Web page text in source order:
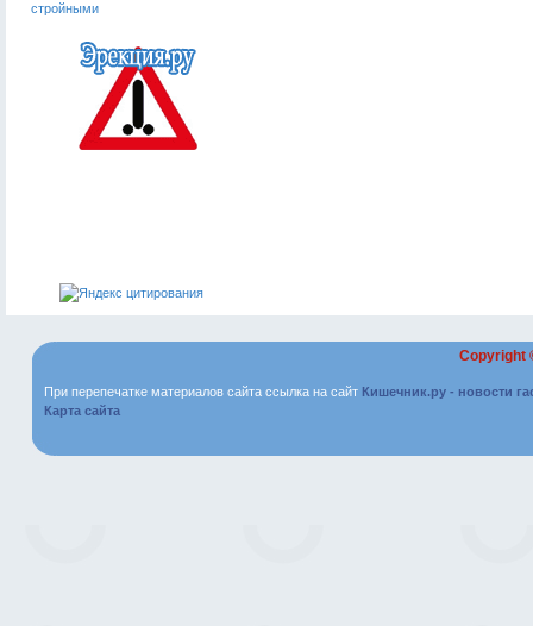
стройными
Copyright
При перепечатке материалов сайта ссылка на сайт Кишечник.ру - новости
Карта сайта